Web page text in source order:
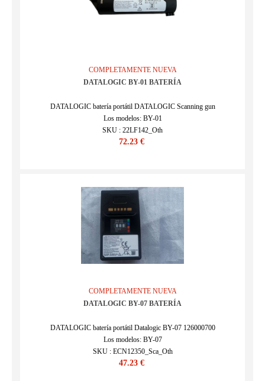
COMPLETAMENTE NUEVA
DATALOGIC BY-01 BATERÍA
DATALOGIC batería portátil DATALOGIC Scanning gun
Los modelos: BY-01
SKU : 22LF142_Oth
72.23 €
COMPLETAMENTE NUEVA
DATALOGIC BY-07 BATERÍA
DATALOGIC batería portátil Datalogic BY-07 126000700
Los modelos: BY-07
SKU : ECN12350_Sca_Oth
47.23 €